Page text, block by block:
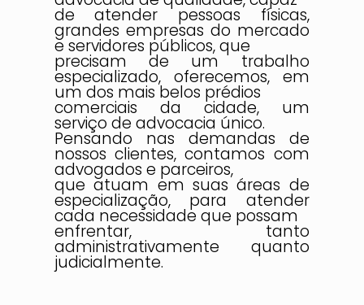
de atender pessoas físicas,
grandes empresas do mercado
e servidores públicos, que
precisam de um trabalho
especializado, oferecemos, em
um dos mais belos prédios
comerciais da cidade, um
serviço de advocacia único.
Pensando nas demandas de
nossos clientes, contamos com
advogados e parceiros,
que atuam em suas áreas de
especialização, para atender
cada necessidade que possam
enfrentar, tanto
administrativamente quanto
judicialmente.